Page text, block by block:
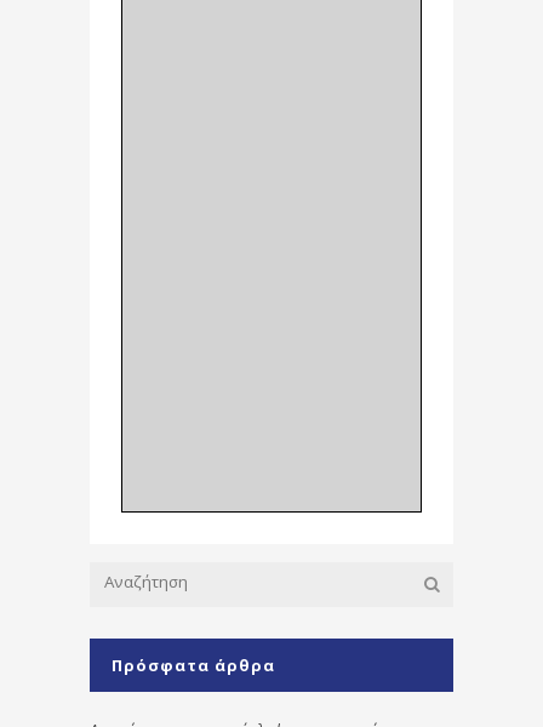
Πρόσφατα άρθρα